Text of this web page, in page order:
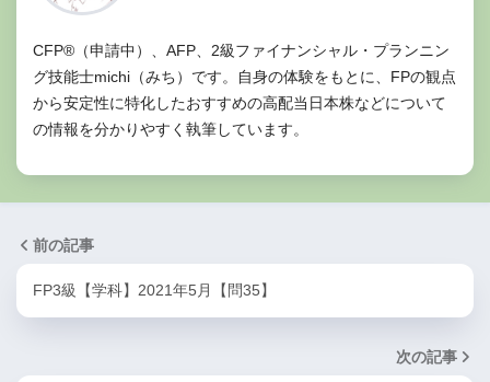
CFP®（申請中）、AFP、2級ファイナンシャル・プランニン
グ技能士michi（みち）です。自身の体験をもとに、FPの観点
から安定性に特化したおすすめの高配当日本株などについて
の情報を分かりやすく執筆しています。
前の記事
FP3級【学科】2021年5月【問35】
次の記事